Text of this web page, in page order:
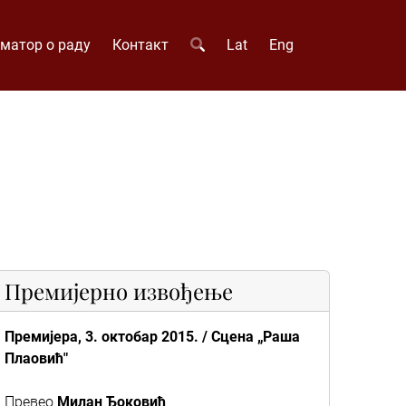
о раду Контакт Lat Eng
Премијерно извођење
Премијера, 3. октобар 2015. / Сцена „Раша
Плаовић"
Превео Милан Ђоковић